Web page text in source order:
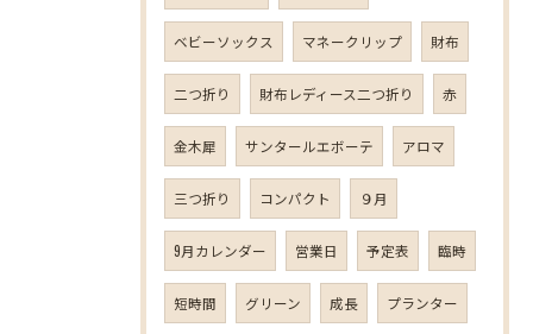
ベビーソックス マネークリップ 財布
二つ折り 財布レディース二つ折り 赤
金木犀 サンタールエボーテ アロマ
三つ折り コンパクト ９月
9月カレンダー 営業日 予定表 臨時
短時間 グリーン 成長 プランター